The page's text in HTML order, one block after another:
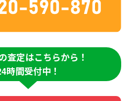
査定はこちらから！
時間受付中！